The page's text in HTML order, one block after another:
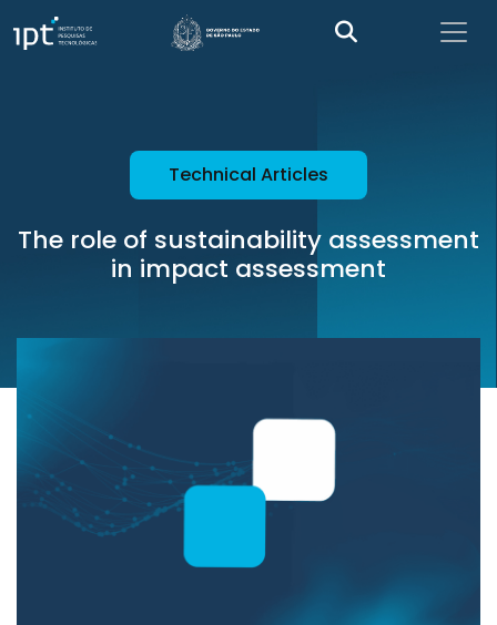
Technical Articles
The role of sustainability assessment
in impact assessment